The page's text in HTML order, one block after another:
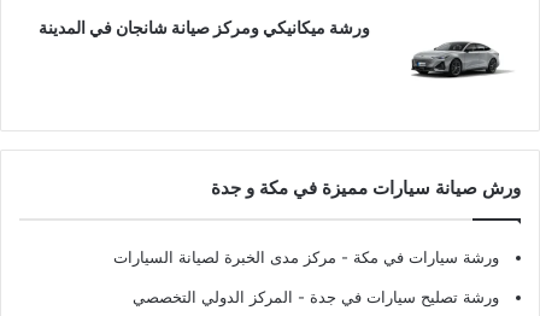
ورشة ميكانيكي ومركز صيانة شانجان في المدينة
ورش صيانة سيارات مميزة في مكة و جدة
ورشة سيارات في مكة - مركز مدى الخبرة لصيانة السيارات
ورشة تصليح سيارات في جدة - المركز الدولي التخصصي